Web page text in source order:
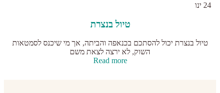
24 ינו
טיול בנצרת
טיול בנצרת יכול להסתכם בכנאפה והביתה, אך מי שיכנס לסמטאות
השוק, לא ירצה לצאת משם
Read more